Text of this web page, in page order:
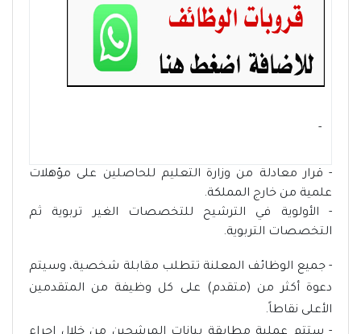
- ‏
- قرار معادلة من وزارة التعليم للحاصلين على مؤهلات
علمية من خارج المملكة.
- الأولوية في الترشيح للتخصصات الغير تربوية ثم
التخصصات التربوية.
- جميع الوظائف المعلنة تتطلب مقابلة شخصية، وسيتم
دعوة أكثر من (متقدم) على كل وظيفة من المتقدمين
الأعلى نقاطاً.